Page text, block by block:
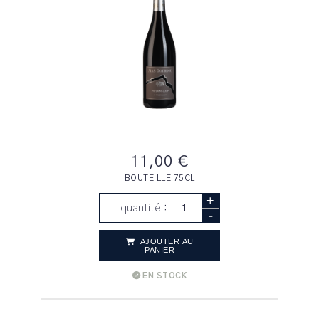
11,00 €
BOUTEILLE 75CL
quantité : +
-
AJOUTER AU
PANIER
EN STOCK